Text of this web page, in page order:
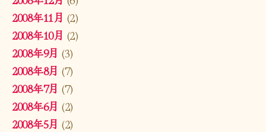
2008年11月 (2)
2008年10月 (2)
2008年9月 (3)
2008年8月 (7)
2008年7月 (7)
2008年6月 (2)
2008年5月 (2)